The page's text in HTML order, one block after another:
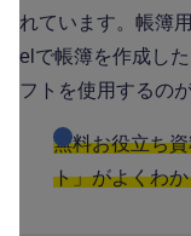
れています。帳簿
elで帳簿を作成し
フトを使用するの
無料お役立ち
ト」がよくわ